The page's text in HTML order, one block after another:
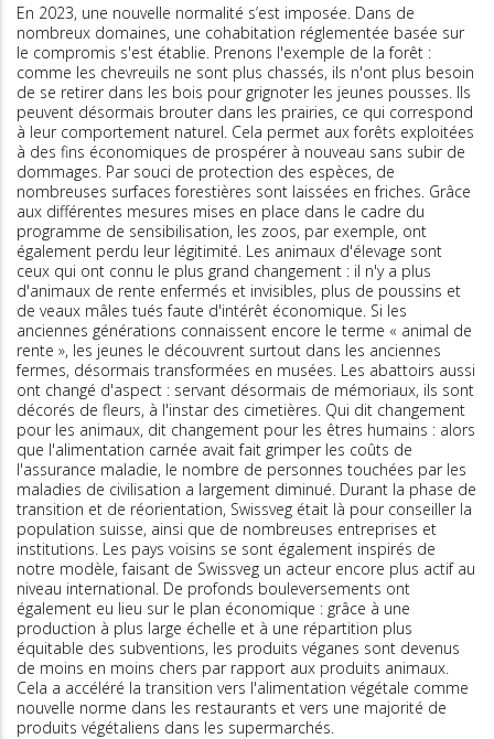
En 2023, une nouvelle normalité s’est imposée. Dans de
nombreux domaines, une cohabitation réglementée basée sur
le compromis s'est établie. Prenons l'exemple de la forêt :
comme les chevreuils ne sont plus chassés, ils n'ont plus besoin
de se retirer dans les bois pour grignoter les jeunes pousses. Ils
peuvent désormais brouter dans les prairies, ce qui correspond
à leur comportement naturel. Cela permet aux forêts exploitées
à des fins économiques de prospérer à nouveau sans subir de
dommages. Par souci de protection des espèces, de
nombreuses surfaces forestières sont laissées en friches. Grâce
aux différentes mesures mises en place dans le cadre du
programme de sensibilisation, les zoos, par exemple, ont
également perdu leur légitimité. Les animaux d'élevage sont
ceux qui ont connu le plus grand changement : il n'y a plus
d'animaux de rente enfermés et invisibles, plus de poussins et
de veaux mâles tués faute d'intérêt économique. Si les
anciennes générations connaissent encore le terme « animal de
rente », les jeunes le découvrent surtout dans les anciennes
fermes, désormais transformées en musées. Les abattoirs aussi
ont changé d'aspect : servant désormais de mémoriaux, ils sont
décorés de fleurs, à l'instar des cimetières. Qui dit changement
pour les animaux, dit changement pour les êtres humains : alors
que l'alimentation carnée avait fait grimper les coûts de
l'assurance maladie, le nombre de personnes touchées par les
maladies de civilisation a largement diminué. Durant la phase de
transition et de réorientation, Swissveg était là pour conseiller la
population suisse, ainsi que de nombreuses entreprises et
institutions. Les pays voisins se sont également inspirés de
notre modèle, faisant de Swissveg un acteur encore plus actif au
niveau international. De profonds bouleversements ont
également eu lieu sur le plan économique : grâce à une
production à plus large échelle et à une répartition plus
équitable des subventions, les produits véganes sont devenus
de moins en moins chers par rapport aux produits animaux.
Cela a accéléré la transition vers l'alimentation végétale comme
nouvelle norme dans les restaurants et vers une majorité de
produits végétaliens dans les supermarchés.